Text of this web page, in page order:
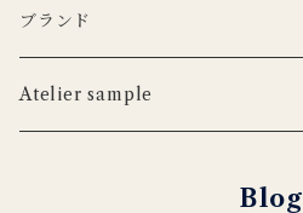
LSA
Cutipol
ナプキンリング
WILDLIFE GARDEN
ウッドボード
DEKO candle
オブジェ
フラワーベース
BERTELLES
ポーチ
tronco
ブランド
Blabla Kids
Atelier sample
Blog